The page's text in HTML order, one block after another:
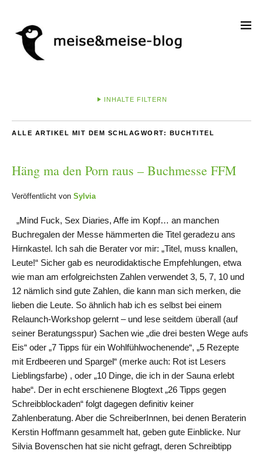
INHALTE FILTERN
ALLE ARTIKEL MIT DEM SCHLAGWORT: BUCHTITEL
Häng ma den Porn raus – Buchmesse FFM
Veröffentlicht von Sylvia
„Mind Fuck, Sex Diaries, Affe im Kopf… an manchen
Buchregalen der Messe hämmerten die Titel geradezu ans
Hirnkastel. Ich sah die Berater vor mir: „Titel, muss knallen,
Leute!“ Sicher gab es neurodidaktische Empfehlungen, etwa
wie man am erfolgreichsten Zahlen verwendet 3, 5, 7, 10 und
12 nämlich sind gute Zahlen, die kann man sich merken, die
lieben die Leute. So ähnlich hab ich es selbst bei einem
Relaunch-Workshop gelernt – und lese seitdem überall (auf
seiner Beratungsspur) Sachen wie „die drei besten Wege aufs
Eis“ oder „7 Tipps für ein Wohlfühlwochenende“, „5 Rezepte
mit Erdbeeren und Spargel“ (merke auch: Rot ist Lesers
Lieblingsfarbe) , oder „10 Dinge, die ich in der Sauna erlebt
habe“. Der in echt erschienene Blogtext „26 Tipps gegen
Schreibblockaden“ folgt dagegen definitiv keiner
Zahlenberatung. Aber die SchreiberInnen, bei denen Beraterin
Kerstin Hoffmann gesammelt hat, geben gute Einblicke. Nur
Silvia Bovenschen hat sie nicht gefragt, deren Schreibtipp